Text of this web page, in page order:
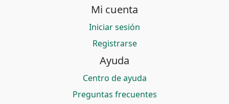
Mi cuenta
Iniciar sesión
Registrarse
Ayuda
Centro de ayuda
Preguntas frecuentes